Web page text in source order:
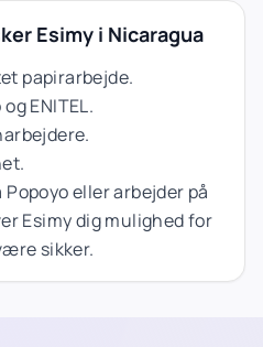
Esimy i Nicaragua
papirarbejde.
ENITEL.
eller arbejder på
Esimy dig mulighed for
sikker.